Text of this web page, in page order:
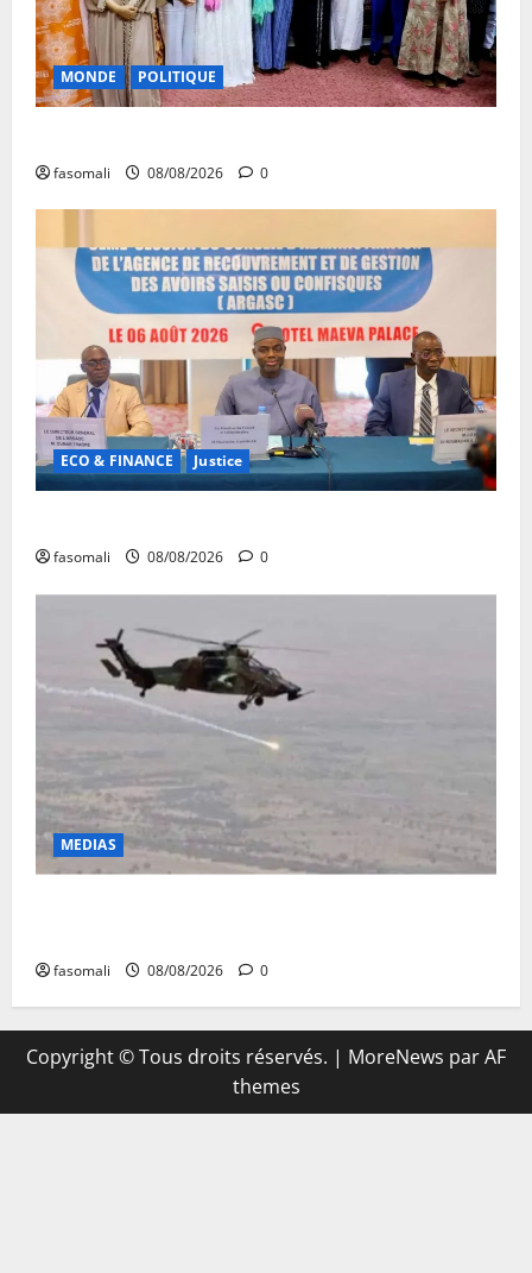
MONDE POLITIQUE
fasomali 08/08/2026 0
ECO & FINANCE Justice
fasomali 08/08/2026 0
MEDIAS
fasomali 08/08/2026 0
Copyright © Tous droits réservés. | MoreNews par AF
themes